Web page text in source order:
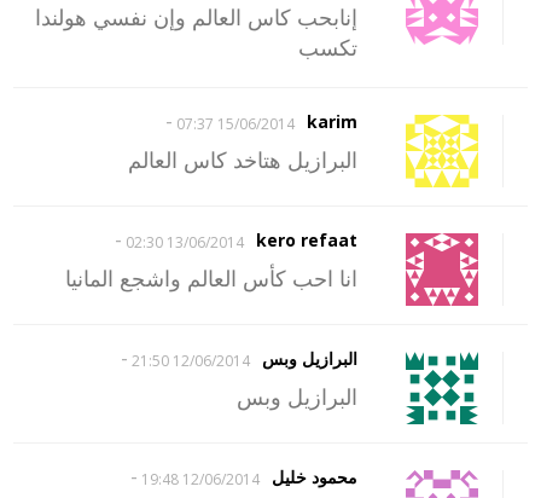
إنابحب كاس العالم وإن نفسي هولندا
تكسب
karim
15/06/2014 07:37
-
البرازيل هتاخد كاس العالم
kero refaat
13/06/2014 02:30
-
انا احب كأس العالم واشجع المانيا
البرازيل وبس 12/06/2014 21:50
-
البرازيل وبس
محمود خليل 12/06/2014 19:48
-